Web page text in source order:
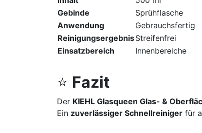
Gebinde
Sprühflasche
Anwendung
Gebrauchsfertig
ReinigungsergebnisStreifenfrei
Einsatzbereich
Innenbereiche
⭐ Fazit
Der KIEHL Glasqueen Glas- &
Ein zuverlässiger Schnellreiniger für